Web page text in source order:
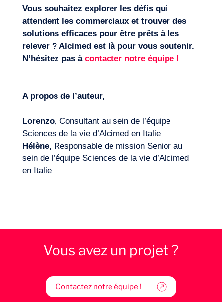
Vous souhaitez explorer les défis qui
attendent les commerciaux et trouver des
solutions efficaces pour être prêts à les
relever ? Alcimed est là pour vous soutenir.
N’hésitez pas à contacter notre équipe!
A propos de l’auteur,
Lorenzo, Consultant au sein de l’équipe
Sciences de la vie d’Alcimed en Italie
Hélène, Responsable de mission Senior au
sein de l’équipe Sciences de la vie d’Alcimed
en Italie
Vous avez un projet ?
Contactez notre équipe !